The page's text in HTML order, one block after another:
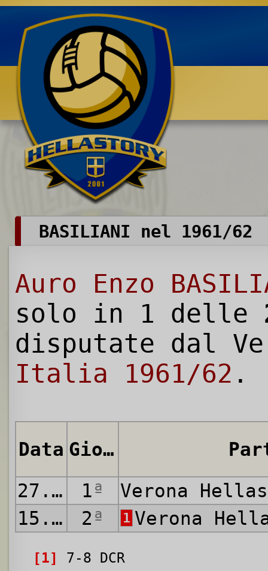
Benvenuti su HELLASTORY.net
BASILIANI nel 1961/62
Auro Enzo
solo in 1 delle
disputate dal
Italia 1961/62 .
Data Giornata
27.08.1961
1ª
Verona
15.10.1961
2ª 1 Verona
[1] 7-8 DCR